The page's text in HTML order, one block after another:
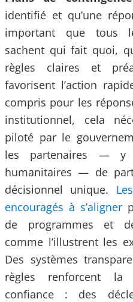
identifié et qu’une
important que tous
sachent qui fait quoi,
règles claires et
favorisent l’action
compris pour les
institutionnel, cela
piloté par le
les partenaires — y
humanitaires — de
décisionnel unique.
encouragés à s’aligner
de programmes et
comme l’illustrent les
Des systèmes
règles renforcent
confiance : des